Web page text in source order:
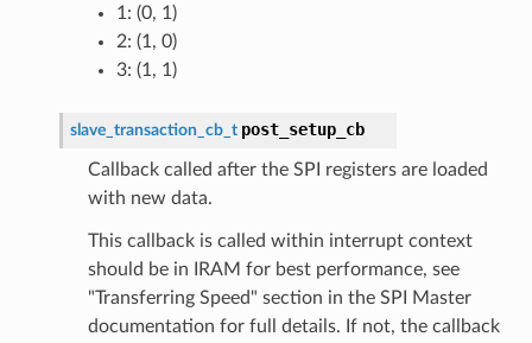
1: (0, 1)
2: (1, 0)
3: (1, 1)
slave_transaction_cb_t post_setup_cb
Callback called after the SPI registers are loaded
with new data.
This callback is called within interrupt context
should be in IRAM for best performance, see
"Transferring Speed" section in the SPI Master
documentation for full details. If not, the callback